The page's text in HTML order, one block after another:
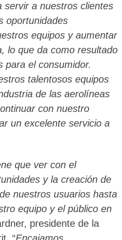
servir a nuestros clientes
oportunidades
equipos y aumentar
lo que da como resultado
para el consumidor.
talentosos equipos
de las aerolíneas
con nuestro
un excelente servicio a
que ver con el
y la creación de
nuestros usuarios hasta
equipo y el público en
presidente de la